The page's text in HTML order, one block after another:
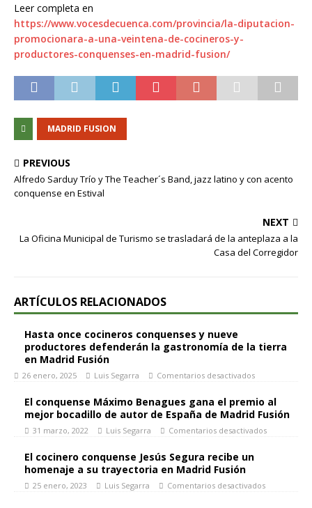
Leer completa en
https://www.vocesdecuenca.com/provincia/la-diputacion-
promocionara-a-una-veintena-de-cocineros-y-
productores-conquenses-en-madrid-fusion/
MADRID FUSION
PREVIOUS
Alfredo Sarduy Trío y The Teacher´s Band, jazz latino y con acento
conquense en Estival
NEXT
La Oficina Municipal de Turismo se trasladará de la anteplaza a la
Casa del Corregidor
ARTÍCULOS RELACIONADOS
Hasta once cocineros conquenses y nueve
productores defenderán la gastronomía de la tierra
en Madrid Fusión
26 enero, 2025 Luis Segarra Comentarios desactivados
El conquense Máximo Benagues gana el premio al
mejor bocadillo de autor de España de Madrid Fusión
31 marzo, 2022 Luis Segarra Comentarios desactivados
El cocinero conquense Jesús Segura recibe un
homenaje a su trayectoria en Madrid Fusión
25 enero, 2023 Luis Segarra Comentarios desactivados